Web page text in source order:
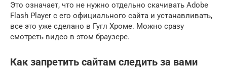
Это означает, что не нужно отдельно скачивать Adobe
Flash Player с его официального сайта и устанавливать,
все это уже сделано в Гугл Хроме. Можно сразу
смотреть видео в этом браузере.
Как запретить сайтам следить за вами